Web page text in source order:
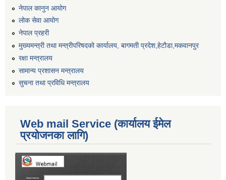
नेपाल कानुन आयोग
लोक सेवा आयोग
नेपाल प्रहरी
मुख्यमन्त्री तथा मन्त्रीपरिषदको कार्यालय, बागमती प्रदेश,हेटाैडा,मकवानपुर
रक्षा मन्त्रालय
सामान्य प्रशासन मन्त्रालय
सुचना तथा प्रविधि मन्त्रालय
Web mail Service (कार्यालय ईमेल
प्रयोजनका लागि)